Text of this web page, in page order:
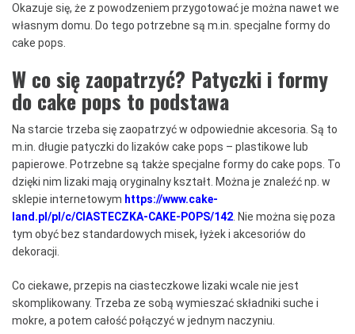
Okazuje się, że z powodzeniem przygotować je można nawet we
własnym domu. Do tego potrzebne są m.in. specjalne formy do
cake pops.
W co się zaopatrzyć? Patyczki i formy
do cake pops to podstawa
Na starcie trzeba się zaopatrzyć w odpowiednie akcesoria. Są to
m.in. długie patyczki do lizaków cake pops – plastikowe lub
papierowe. Potrzebne są także specjalne formy do cake pops. To
dzięki nim lizaki mają oryginalny kształt. Można je znaleźć np. w
sklepie internetowym https://www.cake-
land.pl/pl/c/CIASTECZKA-CAKE-POPS/142 . Nie można się poza
tym obyć bez standardowych misek, łyżek i akcesoriów do
dekoracji.
Co ciekawe, przepis na ciasteczkowe lizaki wcale nie jest
skomplikowany. Trzeba ze sobą wymieszać składniki suche i
mokre, a potem całość połączyć w jednym naczyniu.